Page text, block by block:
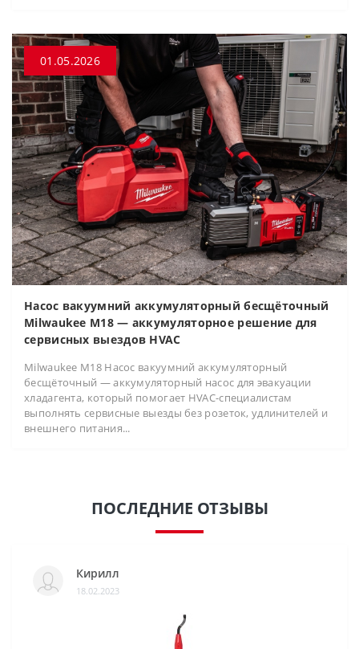
01.05.2026
Насос вакуумний аккумуляторный бесщёточный
Milwaukee M18 — аккумуляторное решение для
сервисных выездов HVAC
Milwaukee M18 Насос вакуумний аккумуляторный
бесщёточный — аккумуляторный насос для эвакуации
хладагента, который помогает HVAC-специалистам
выполнять сервисные выезды без розеток, удлинителей и
внешнего питания...
ПОСЛЕДНИЕ ОТЗЫВЫ
Кирилл
18.02.2023